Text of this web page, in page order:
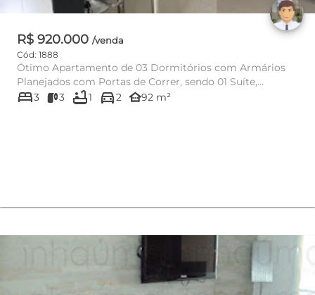
R$ 920.000 /venda
Cód: 1888
Ótimo Apartamento de 03 Dormitórios com Armários
Planejados com Portas de Correr, sendo 01 Suíte,
Banheiro Social com ...
bed3 3 bathtub1 directions_car2 other_houses92 m²